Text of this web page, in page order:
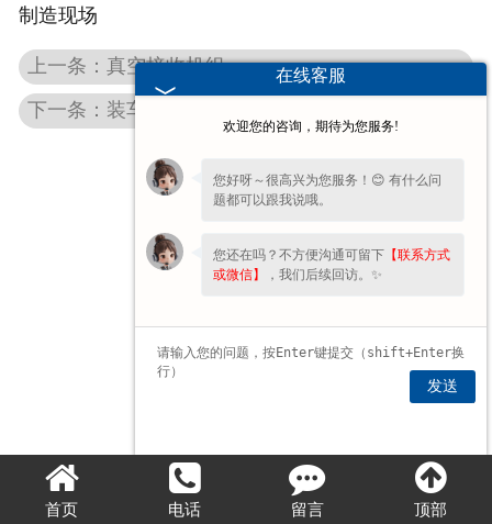
制造现场
上一条：真空接收机组
下一条：装车出厂
首页 电话 留言 顶部
在线客服
欢迎您的咨询，期待为您服务!
您好呀～很高兴为您服务！😊 有什么问
题都可以跟我说哦。
您还在吗？不方便沟通可留下 【联系方式
或微信】
，我们后续回访。✨
发送